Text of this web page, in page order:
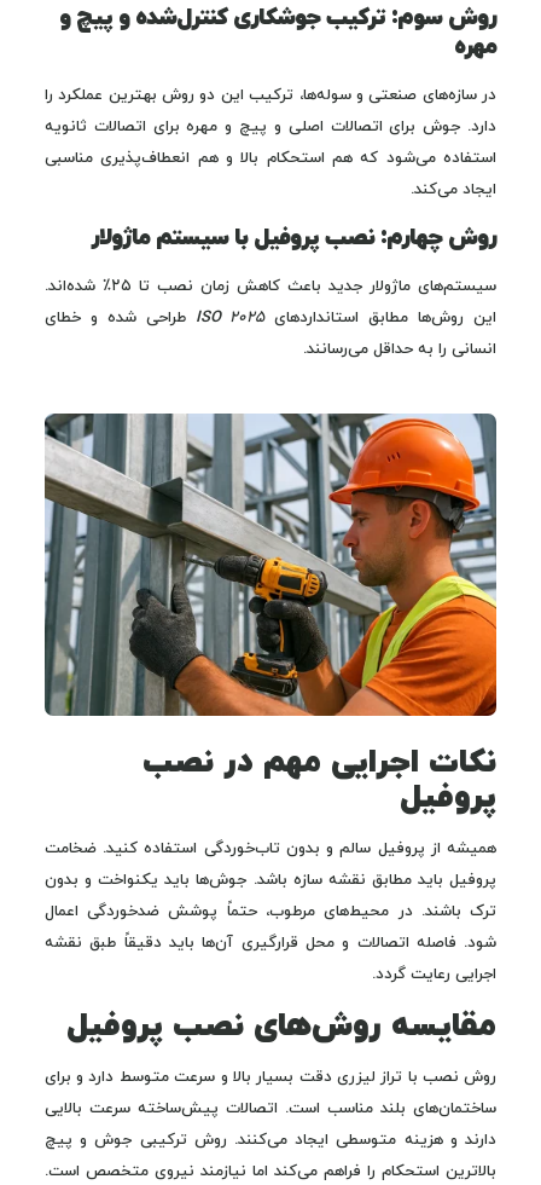
روش سوم: ترکیب جوشکاری کنترل‌شده و پیچ و
مهره
در سازه‌های صنعتی و سوله‌ها، ترکیب این دو روش بهترین عملکرد را
دارد. جوش برای اتصالات اصلی و پیچ و مهره برای اتصالات ثانویه
استفاده می‌شود که هم استحکام بالا و هم انعطاف‌پذیری مناسبی
ایجاد می‌کند.
روش چهارم: نصب پروفیل با سیستم ماژولار
سیستم‌های ماژولار جدید باعث کاهش زمان نصب تا ۲۵٪ شده‌اند.
این روش‌ها مطابق استانداردهایISO 2025 طراحی شده و خطای
انسانی را به حداقل می‌رسانند.
نکات اجرایی مهم در نصب
پروفیل
همیشه از پروفیل سالم و بدون تاب‌خوردگی استفاده کنید. ضخامت
پروفیل باید مطابق نقشه سازه باشد. جوش‌ها باید یکنواخت و بدون
ترک باشند. در محیط‌های مرطوب، حتماً پوشش ضدخوردگی اعمال
شود. فاصله اتصالات و محل قرارگیری آن‌ها باید دقیقاً طبق نقشه
اجرایی رعایت گردد.
مقایسه روش‌های نصب پروفیل
روش نصب با تراز لیزری دقت بسیار بالا و سرعت متوسط دارد و برای
ساختمان‌های بلند مناسب است. اتصالات پیش‌ساخته سرعت بالایی
دارند و هزینه متوسطی ایجاد می‌کنند. روش ترکیبی جوش و پیچ
بالاترین استحکام را فراهم می‌کند اما نیازمند نیروی متخصص است.